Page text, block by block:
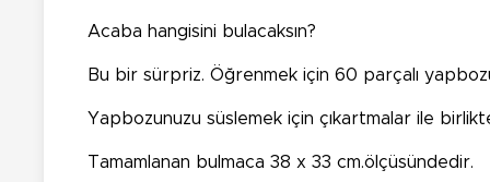
Acaba hangisini bulacaksın?
Bu bir sürpriz. Öğrenmek için 60 parçalı
Yapbozunuzu süslemek için çıkartmalar ile
Tamamlanan bulmaca 38 x 33 cm.ölçüsündedir.